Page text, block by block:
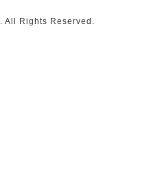
. All Rights Reserved.